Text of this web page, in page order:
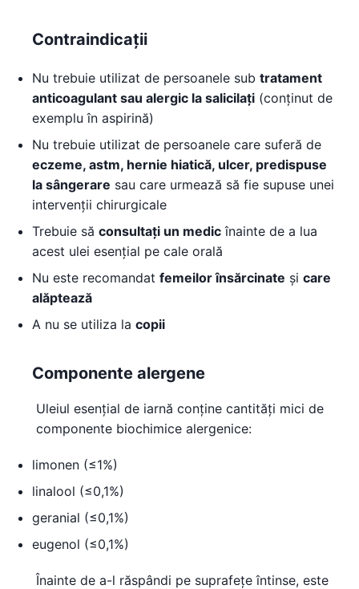
Contraindicații
Nu trebuie utilizat de persoanele sub tratament
anticoagulant sau alergic la salicilați (conținut de
exemplu în aspirină)
Nu trebuie utilizat de persoanele care suferă de
eczeme, astm, hernie hiatică, ulcer, predispuse
la sângerare sau care urmează să fie supuse unei
intervenții chirurgicale
Trebuie să consultați un medic înainte de a lua
acest ulei esențial pe cale orală
Nu este recomandat femeilor însărcinate și care
alăptează
A nu se utiliza la copii
Componente alergene
Uleiul esențial de iarnă conține cantități mici de
componente biochimice alergenice:
limonen (≤1%)
linalool (≤0,1%)
geranial (≤0,1%)
eugenol (≤0,1%)
Înainte de a-l răspândi pe suprafețe întinse, este